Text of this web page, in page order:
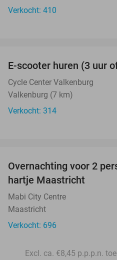
Verkocht: 410
E-scooter huren (3 uur
Cycle Center Valkenburg
Valkenburg (7 km)
Verkocht: 314
Overnachting voor 2
hartje Maastricht
Mabi City Centre
Maastricht
Verkocht: 696
Excl. ca. €8,45 p.p.p.n.